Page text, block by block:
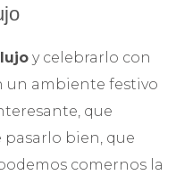
y celebrarlo con
un ambiente festivo
que
bien, que
comernos la